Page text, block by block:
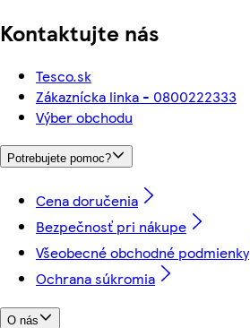
Kontaktujte nás
Tesco.sk
Zákaznícka linka - 0800222333
Výber obchodu
Potrebujete pomoc?
Cena doručenia
Bezpečnosť pri nákupe
Všeobecné obchodné podmienky
Ochrana súkromia
O nás